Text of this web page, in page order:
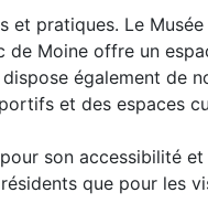
pratiques. Le
de Moine offre un
également de
et des espaces
son accessibilité
que pour les